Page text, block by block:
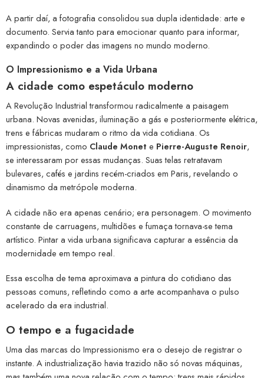
A partir daí, a fotografia consolidou sua dupla identidade: arte e
documento. Servia tanto para emocionar quanto para informar,
expandindo o poder das imagens no mundo moderno.
O Impressionismo e a Vida Urbana
A cidade como espetáculo moderno
A Revolução Industrial transformou radicalmente a paisagem
urbana. Novas avenidas, iluminação a gás e posteriormente elétrica,
trens e fábricas mudaram o ritmo da vida cotidiana. Os
impressionistas, como Claude Monet e Pierre-Auguste Renoir,
se interessaram por essas mudanças. Suas telas retratavam
bulevares, cafés e jardins recém-criados em Paris, revelando o
dinamismo da metrópole moderna.
A cidade não era apenas cenário; era personagem. O movimento
constante de carruagens, multidões e fumaça tornava-se tema
artístico. Pintar a vida urbana significava capturar a essência da
modernidade em tempo real.
Essa escolha de tema aproximava a pintura do cotidiano das
pessoas comuns, refletindo como a arte acompanhava o pulso
acelerado da era industrial.
O tempo e a fugacidade
Uma das marcas do Impressionismo era o desejo de registrar o
instante. A industrialização havia trazido não só novas máquinas,